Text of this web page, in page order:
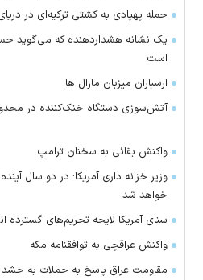
حمله پهپادی به کشتی ترکیه‌ای در
یک نشانه هشداردهنده که می‌گوید
است
ارسباران میزبان مارال ها
آتش‌سوزی دستگاه خنک‌کننده در
واکنش بقائی به سخنان ترامپ
وزیر خزانه داری آمریکا: در دو سال
خواهد شد
سنای آمریکا لایحه تحریم‌های گسترده
واکنش عراقچی به توافقنامه مکه
مقاومت عراق پاسخ به حملات به حشد